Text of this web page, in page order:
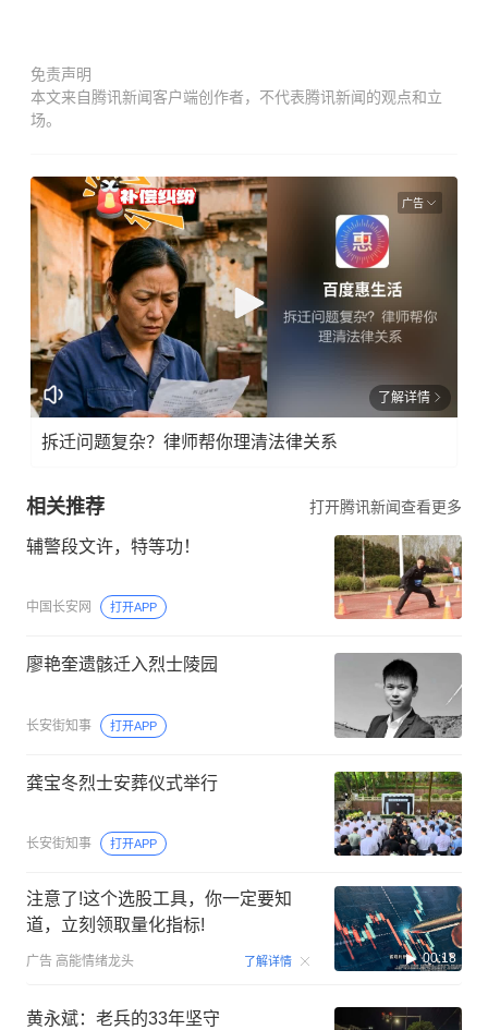
免责声明
本文来自腾讯新闻客户端创作者，不代表腾讯新闻的观点和立
场。
广告
了解详情
拆迁问题复杂？律师帮你理清法律关系
相关推荐 打开腾讯新闻查看更多
辅警段文许，特等功！
中国长安网 打开APP
廖艳奎遗骸迁入烈士陵园
长安街知事 打开APP
龚宝冬烈士安葬仪式举行
长安街知事 打开APP
注意了!这个选股工具，你一定要知
道，立刻领取量化指标!
广告 高能情绪龙头 了解详情 00:18
黄永斌：老兵的33年坚守